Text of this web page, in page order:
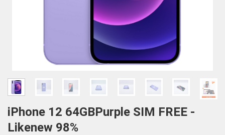
iPhone 12 64GBPurple SIM FREE -
Likenew 98%